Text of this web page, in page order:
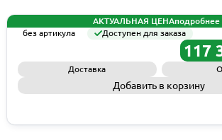
АКТУАЛЬНАЯ ЦЕНАподробнее
без артикула
Доступен для заказа
117
Доставка
Добавить в корзину